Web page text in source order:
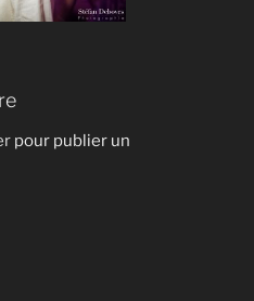
pour publier un